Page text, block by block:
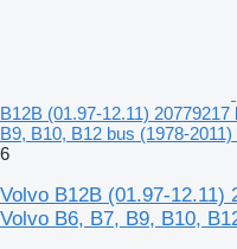
B12B (01.97-12.11)
B9, B10, B12 bus (1978-2011)
6
Volvo B12B (01.97-12.11)
Volvo B6, B7, B9, B10,